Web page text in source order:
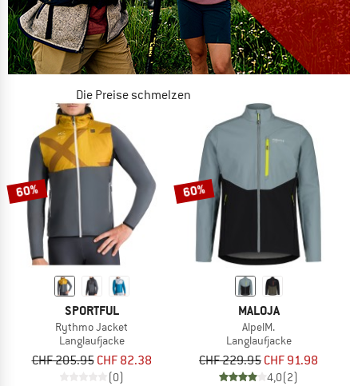
Die Preise schmelzen
JETZT BIS ZU 50% RABATT
ZUM SOMMER SALE
60%
SPORTFUL
Rythmo Jacket
Langlaufjacke
CHF 205.95 CHF 82.38
(0)
60%
MALOJA
AlpelM.
Langlaufjacke
CHF 229.95 CHF 91.98
4,0(2)